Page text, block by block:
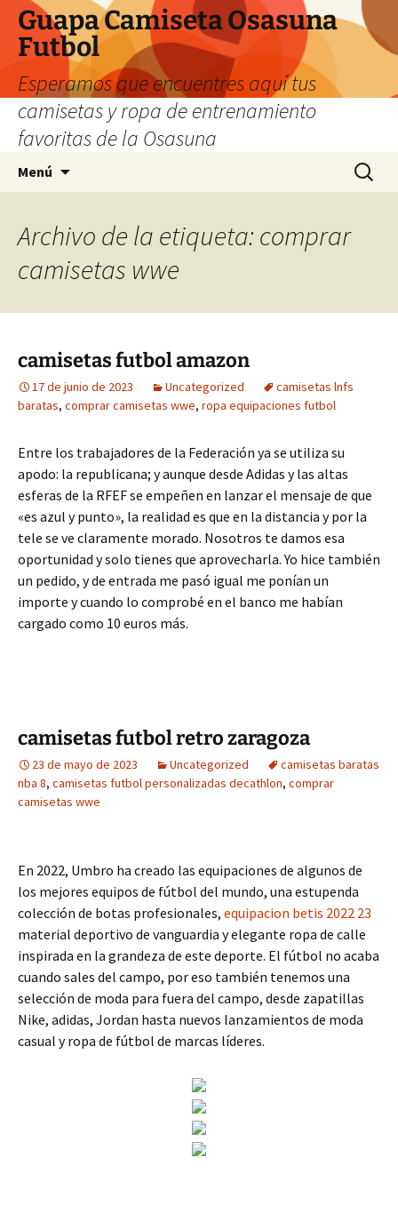
Guapa Camiseta Osasuna
Futbol
Esperamos que encuentres aquí tus
camisetas y ropa de entrenamiento
favoritas de la Osasuna
Menú Buscar:
Archivo de la etiqueta: comprar
camisetas wwe
camisetas futbol amazon
17 de junio de 2023 Uncategorized
camisetas lnfs
baratas, comprar camisetas wwe, ropa equipaciones futbol
Entre los trabajadores de la Federación ya se utiliza su
apodo: la republicana; y aunque desde Adidas y las altas
esferas de la RFEF se empeñen en lanzar el mensaje de que
«es azul y punto», la realidad es que en la distancia y por la
tele se ve claramente morado. Nosotros te damos esa
oportunidad y solo tienes que aprovecharla. Yo hice también
un pedido, y de entrada me pasó igual me ponían un
importe y cuando lo comprobé en el banco me habían
cargado como 10 euros más.
camisetas futbol retro zaragoza
23 de mayo de 2023 Uncategorized
camisetas baratas
nba 8, camisetas futbol personalizadas decathlon, comprar
camisetas wwe
En 2022, Umbro ha creado las equipaciones de algunos de
los mejores equipos de fútbol del mundo, una estupenda
colección de botas profesionales, equipacion betis 2022 23
material deportivo de vanguardia y elegante ropa de calle
inspirada en la grandeza de este deporte. El fútbol no acaba
cuando sales del campo, por eso también tenemos una
selección de moda para fuera del campo, desde zapatillas
Nike, adidas, Jordan hasta nuevos lanzamientos de moda
casual y ropa de fútbol de marcas líderes.